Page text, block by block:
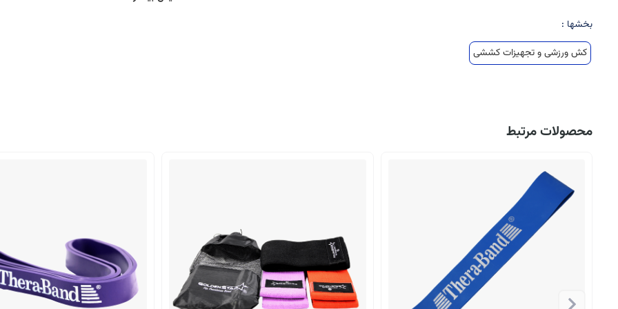
بخشها :
کش ورزشی و تجهیزات کششی
محصولات مرتبط